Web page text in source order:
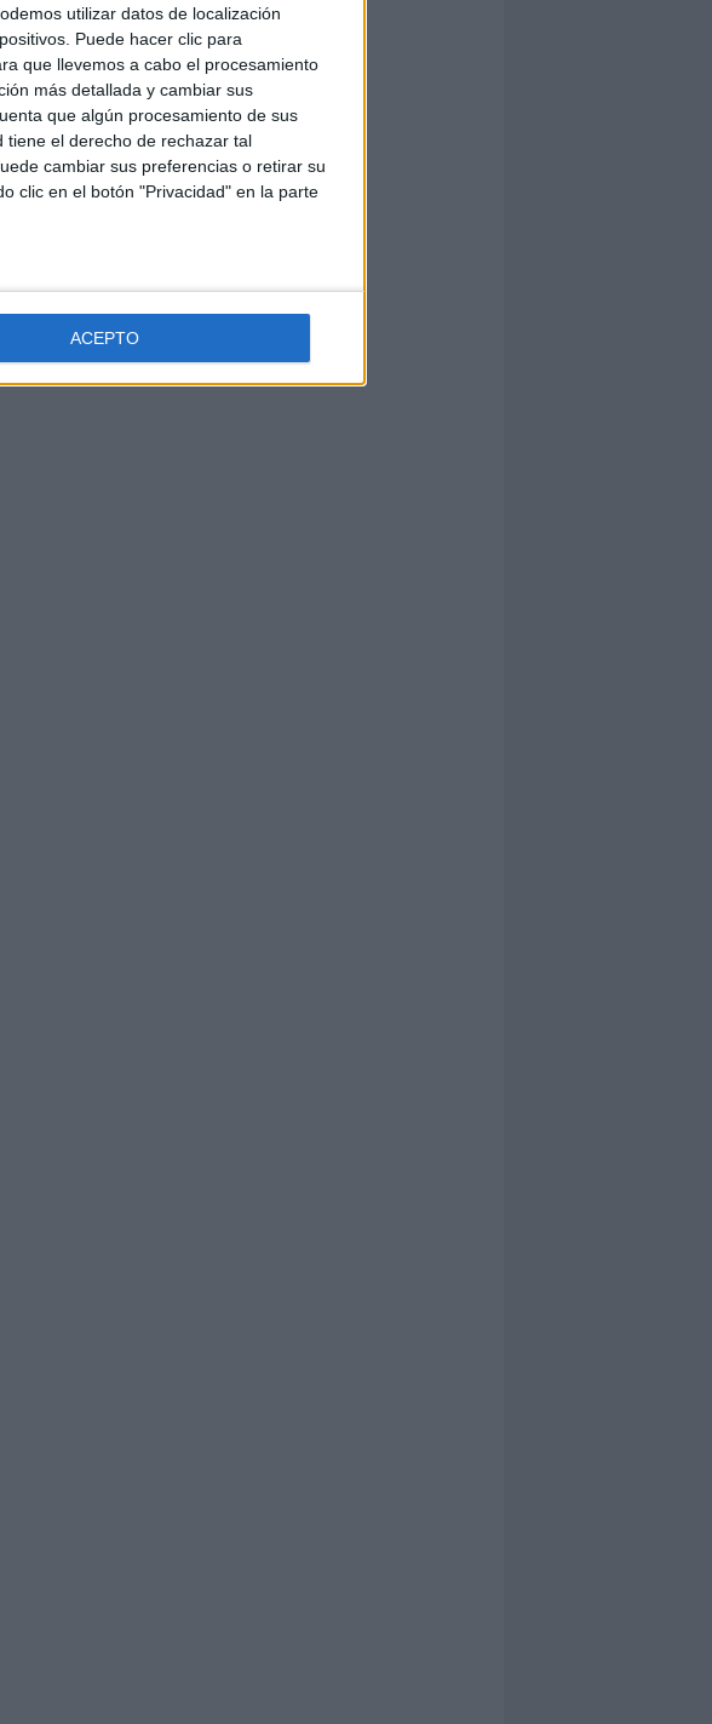
utilizar datos de localización
Puede hacer clic para
que llevemos a cabo el procesamiento
más detallada y cambiar sus
que algún procesamiento de sus
el derecho de rechazar tal
cambiar sus preferencias o retirar su
clic en el botón "Privacidad" en la parte
ACEPTO